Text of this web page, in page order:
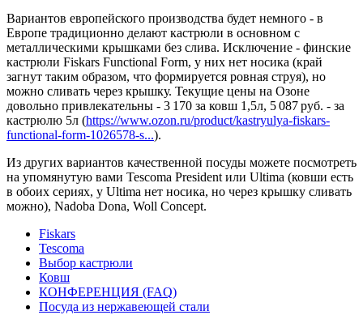
Вариантов европейского производства будет немного - в
Европе традиционно делают кастрюли в основном с
металлическими крышками без слива. Исключение - финские
кастрюли Fiskars Functional Form, у них нет носика (край
загнут таким образом, что формируется ровная струя), но
можно сливать через крышку. Текущие цены на Озоне
довольно привлекательны - 3 170 за ковш 1,5л, 5 087 руб. - за
кастрюлю 5л (https://www.ozon.ru/product/kastryulya-fiskars-
functional-form-1026578-s...).
Из других вариантов качественной посуды можете посмотреть
на упомянутую вами Tescoma President или Ultima (ковши есть
в обоих сериях, у Ultima нет носика, но через крышку сливать
можно), Nadoba Dona, Woll Concept.
Fiskars
Tescoma
Выбор кастрюли
Ковш
КОНФЕРЕНЦИЯ (FAQ)
Посуда из нержавеющей стали